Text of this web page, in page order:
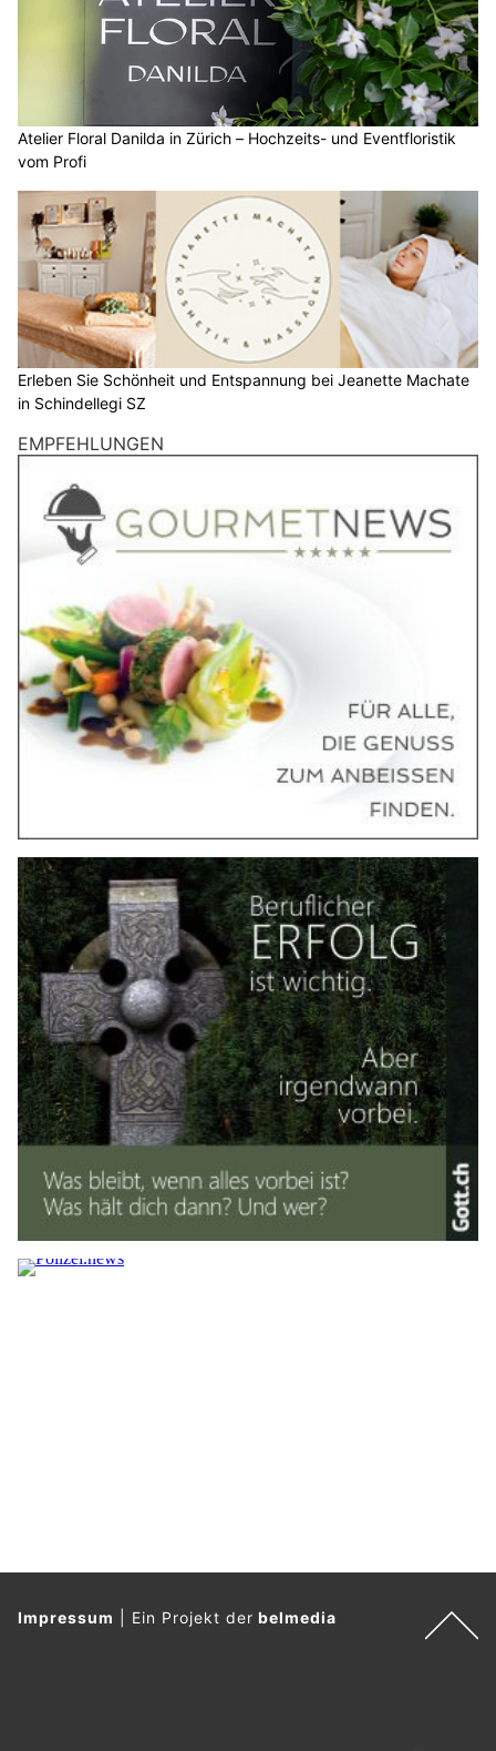
Atelier Floral Danilda in Zürich – Hochzeits- und Eventfloristik
vom Profi
Erleben Sie Schönheit und Entspannung bei Jeanette Machate
in Schindellegi SZ
EMPFEHLUNGEN
Impressum Ein Projekt derbelmedia